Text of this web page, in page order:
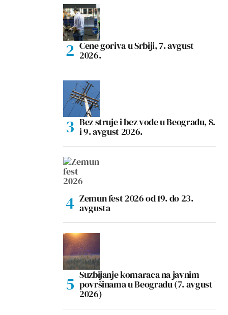
Cene goriva u Srbiji, 7. avgust
2026.
Bez struje i bez vode u Beogradu, 8.
i 9. avgust 2026.
Zemun fest 2026 od 19. do 23.
avgusta
Suzbijanje komaraca na javnim
površinama u Beogradu (7. avgust
2026)